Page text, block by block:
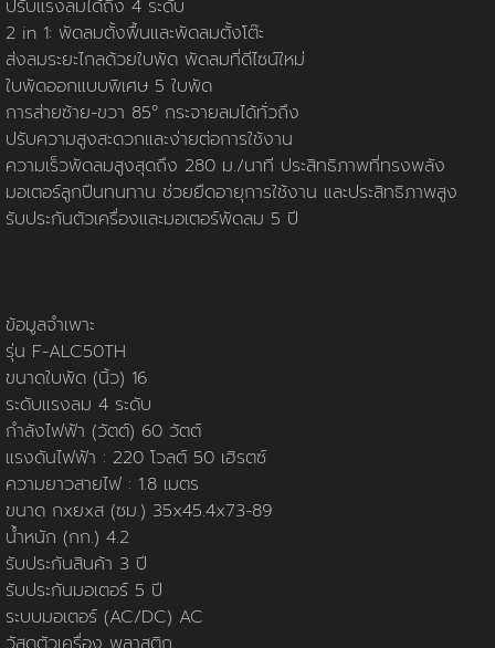
ผลงานของเรา
สมัครงาน
นโยบายการใช้คุกกี้
ข้อกำหนดและเงื่อนไข